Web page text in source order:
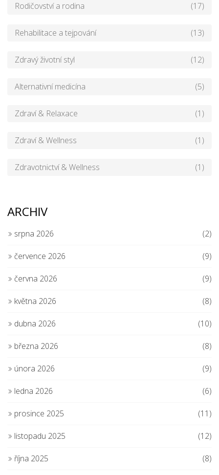
Rodičovství a rodina (17)
Rehabilitace a tejpování (13)
Zdravý životní styl (12)
Alternativní medicína (5)
Zdraví & Relaxace (1)
Zdraví & Wellness (1)
Zdravotnictví & Wellness (1)
ARCHIV
srpna 2026 (2)
července 2026 (9)
června 2026 (9)
května 2026 (8)
dubna 2026 (10)
března 2026 (8)
února 2026 (9)
ledna 2026 (6)
prosince 2025 (11)
listopadu 2025 (12)
října 2025 (8)